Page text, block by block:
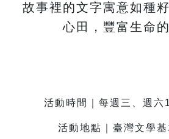
故事裡的文字寓意如種
心田，豐富生命的
活動時間｜每週三、週
活動地點｜臺灣文學